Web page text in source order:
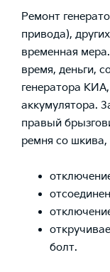
Ремонт
привода),
временная
время, деньги,
генератора
аккумулятора.
правый
ремня со
болт.